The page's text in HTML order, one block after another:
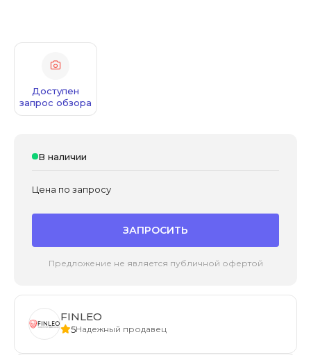
Доступен
запрос обзора
В наличии
Цена по запросу
ЗАПРОСИТЬ
Предложение не является публичной офертой
FINLEO
5Надежный продавец